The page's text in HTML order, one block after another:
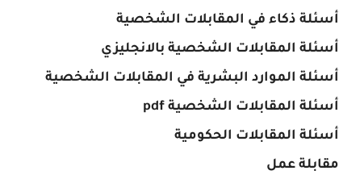
أسئلة ذكاء في المقابلات الشخصية
أسئلة المقابلات الشخصية بالانجليزي
أسئلة الموارد البشرية في المقابلات الشخصية
أسئلة المقابلات الشخصية pdf
أسئلة المقابلات الحكومية
مقابلة عمل